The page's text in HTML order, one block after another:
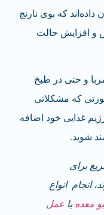
که بوی نارنج
و افزایش حالت
و حتی در طبخ
که مشکلاتی
غذایی خود اضافه
شوید.
برای
انجام انواع
معده یا عمل